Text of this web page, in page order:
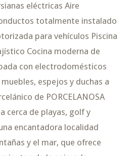
eléctricas Aire
totalmente instalado
para vehículos Piscina
Cocina moderna de
con electrodomésticos
espejos y duchas a
de PORCELANOSA
cerca de playas, golf y
encantadora localidad
y el mar, que ofrece